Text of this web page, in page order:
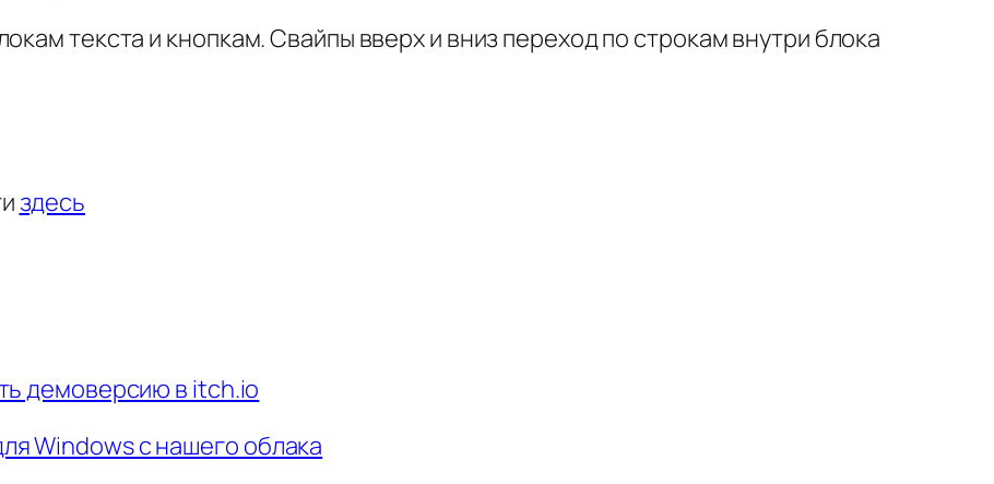
текста и кнопкам. Свайпы вверх и вниз переход по строкам внутри блока
здесь
демоверсию в itch.io
Windows с нашего облака